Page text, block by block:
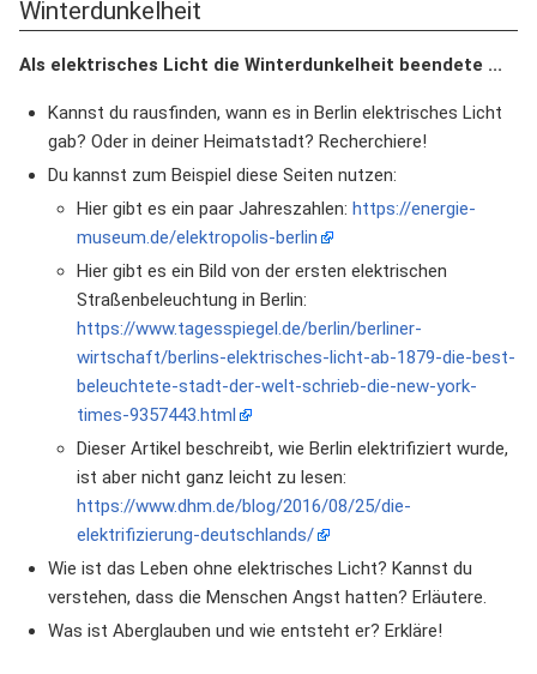
Winterdunkelheit
Als elektrisches Licht die Winterdunkelheit beendete ...
Kannst du rausfinden, wann es in Berlin elektrisches Licht
gab? Oder in deiner Heimatstadt? Recherchiere!
Du kannst zum Beispiel diese Seiten nutzen:
Hier gibt es ein paar Jahreszahlen: https://energie-
museum.de/elektropolis-berlin
Hier gibt es ein Bild von der ersten elektrischen
Straßenbeleuchtung in Berlin:
https://www.tagesspiegel.de/berlin/berliner-
wirtschaft/berlins-elektrisches-licht-ab-1879-die-best-
beleuchtete-stadt-der-welt-schrieb-die-new-york-
times-9357443.html
Dieser Artikel beschreibt, wie Berlin elektrifiziert wurde,
ist aber nicht ganz leicht zu lesen:
https://www.dhm.de/blog/2016/08/25/die-
elektrifizierung-deutschlands/
Wie ist das Leben ohne elektrisches Licht? Kannst du
verstehen, dass die Menschen Angst hatten? Erläutere.
Was ist Aberglauben und wie entsteht er? Erkläre!